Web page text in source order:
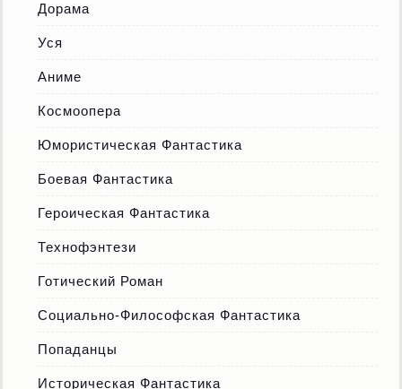
Дорама
Уся
Аниме
Космоопера
Юмористическая Фантастика
Боевая Фантастика
Героическая Фантастика
Технофэнтези
Готический Роман
Социально-Философская Фантастика
Попаданцы
Историческая Фантастика